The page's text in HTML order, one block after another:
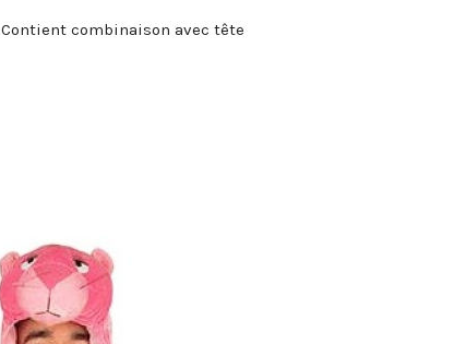
Contient combinaison avec tête